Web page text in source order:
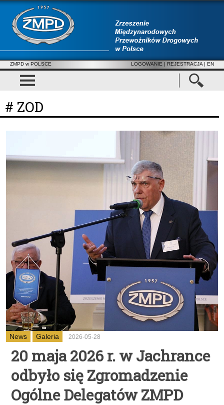
ZMPD w POLSCE LOGOWANIE | REJESTRACJA | EN
# ZOD
News Galeria 2026-05-28
20 maja 2026 r. w Jachrance
odbyło się Zgromadzenie
Ogólne Delegatów ZMPD